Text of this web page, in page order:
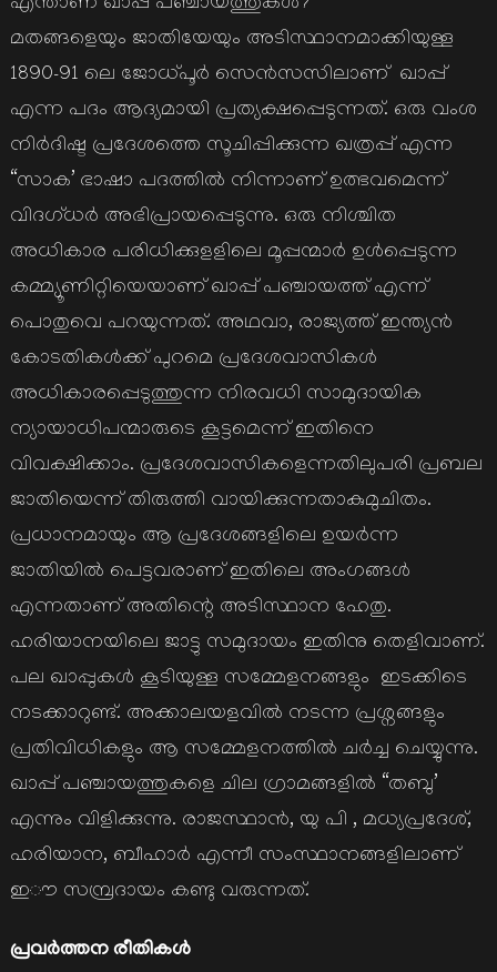
എന്താണ് ഖാപ്പ് പഞ്ചായത്തുകൾ?
മതങ്ങളെയും ജാതിയേയും അടിസ്ഥാനമാക്കിയുള്ള
1890-91 ലെ ജോധ്പൂർ സെൻസസിലാണ് ഖാപ്പ്
എന്ന പദം ആദ്യമായി പ്രത്യക്ഷപ്പെടുന്നത്. ഒരു വംശ
നിർദിഷ്ട പ്രദേശത്തെ സൂചിപ്പിക്കുന്ന ഖത്രപ്പ് എന്ന
“സാക’ ഭാഷാ പദത്തിൽ നിന്നാണ് ഉത്ഭവമെന്ന്
വിദഗ്ധർ അഭിപ്രായപ്പെടുന്നു. ഒരു നിശ്ചിത
അധികാര പരിധിക്കുളളിലെ മൂപ്പന്മാർ ഉൾപ്പെടുന്ന
കമ്മ്യൂണിറ്റിയെയാണ് ഖാപ്പ് പഞ്ചായത്ത് എന്ന്
പൊതുവെ പറയുന്നത്. അഥവാ, രാജ്യത്ത് ഇന്ത്യൻ
കോടതികൾക്ക് പുറമെ പ്രദേശവാസികൾ
അധികാരപ്പെടുത്തുന്ന നിരവധി സാമുദായിക
ന്യായാധിപന്മാരുടെ കൂട്ടമെന്ന് ഇതിനെ
വിവക്ഷിക്കാം. പ്രദേശവാസികളെന്നതിലുപരി പ്രബല
ജാതിയെന്ന് തിരുത്തി വായിക്കുന്നതാകുമുചിതം.
പ്രധാനമായും ആ പ്രദേശങ്ങളിലെ ഉയർന്ന
ജാതിയിൽ പെട്ടവരാണ് ഇതിലെ അംഗങ്ങൾ
എന്നതാണ് അതിന്റെ അടിസ്ഥാന ഹേതു.
ഹരിയാനയിലെ ജാട്ടു സമുദായം ഇതിനു തെളിവാണ്.
പല ഖാപ്പുകൾ കൂടിയുള്ള സമ്മേളനങ്ങളും ഇടക്കിടെ
നടക്കാറുണ്ട്. അക്കാലയളവിൽ നടന്ന പ്രശ്നങ്ങളും
പ്രതിവിധികളും ആ സമ്മേളനത്തിൽ ചർച്ച ചെയ്യുന്നു.
ഖാപ്പ് പഞ്ചായത്തുകളെ ചില ഗ്രാമങ്ങളിൽ “തബു’
എന്നും വിളിക്കുന്നു. രാജസ്ഥാൻ, യു പി , മധ്യപ്രദേശ്,
ഹരിയാന, ബീഹാർ എന്നീ സംസ്ഥാനങ്ങളിലാണ്
ഇൗ സമ്പ്രദായം കണ്ടു വരുന്നത്.
പ്രവർത്തന രീതികൾ